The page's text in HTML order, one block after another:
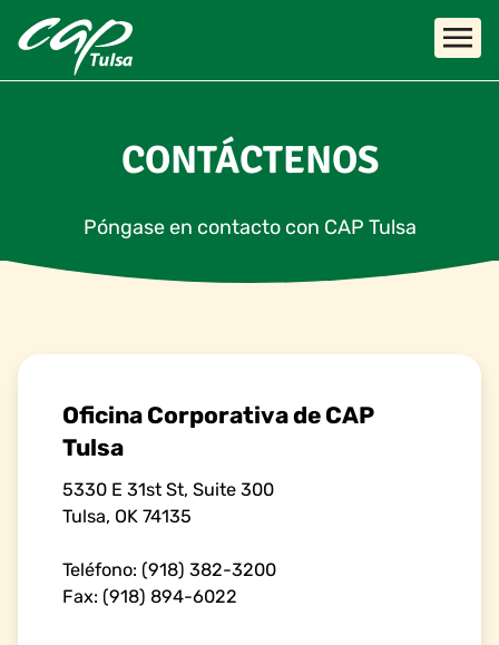
Skip to main content
CONTÁCTENOS
Póngase en contacto con CAP Tulsa
Oficina Corporativa de CAP
Tulsa
5330 E 31st St, Suite 300
Tulsa, OK 74135
Teléfono: (918) 382-3200
Fax: (918) 894-6022